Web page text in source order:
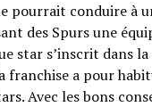
pourrait conduire à
des Spurs une
star s’inscrit dans
a pour
Avec les bons